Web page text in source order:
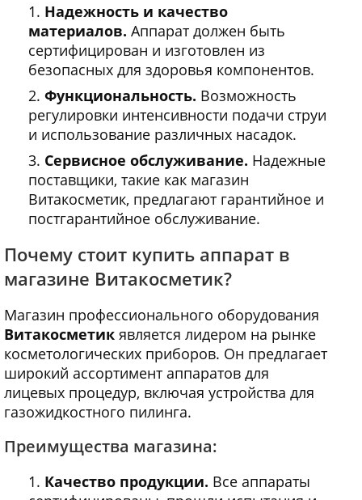
Надежность и качество
материалов. Аппарат должен быть
сертифицирован и изготовлен из
безопасных для здоровья компонентов.
Функциональность. Возможность
регулировки интенсивности подачи струи
и использование различных насадок.
Сервисное обслуживание. Надежные
поставщики, такие как магазин
Витакосметик, предлагают гарантийное и
постгарантийное обслуживание.
Почему стоит купить аппарат в
магазине Витакосметик?
Магазин профессионального оборудования
Витакосметик является лидером на рынке
косметологических приборов. Он предлагает
широкий ассортимент аппаратов для
лицевых процедур, включая устройства для
газожидкостного пилинга.
Преимущества магазина:
Качество продукции. Все аппараты